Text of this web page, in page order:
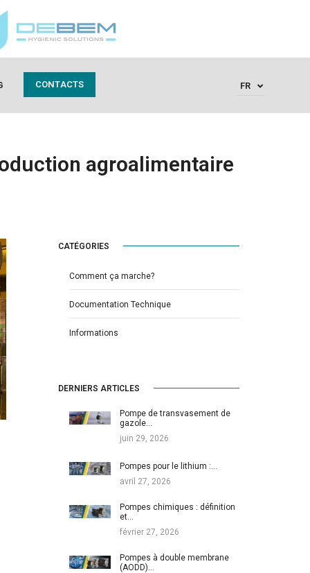
CONTACTS FR
agroalimentaire
CATÉGORIES
Comment ça marche?
Documentation Technique
Informations
DERNIERS ARTICLES
Pompe de transvasement de
gazole…
juin 29, 2026
Pompes pour le lithium :…
avril 27, 2026
Pompes chimiques : définition
et…
février 27, 2026
Pompes à double membrane
(AODD)…